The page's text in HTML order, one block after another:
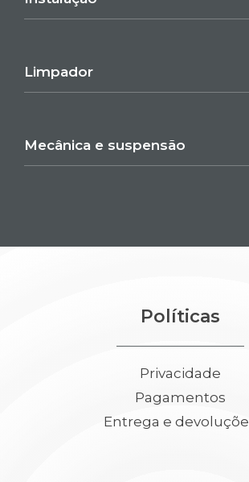
Limpador
Mecânica e suspensão
Políticas
Privacidade
Pagamentos
Entrega e